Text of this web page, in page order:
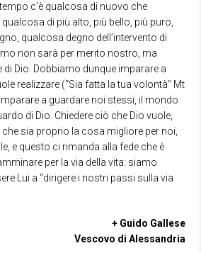
c’è qualcosa di nuovo che
di più alto, più bello, più puro,
qualcosa degno dell’intervento di
non sarà per merito nostro, ma
di Dio. Dobbiamo dunque imparare a
realizzare (“Sia fatta la tua volontà” Mt
a guardare noi stessi, il mondo
di Dio. Chiedere ciò che Dio vuole,
sia proprio la cosa migliore per noi,
e questo ci rimanda alla fede che è
per la via della vita: siamo
Lui a “dirigere i nostri passi sulla via
+ Guido Gallese
Vescovo di Alessandria